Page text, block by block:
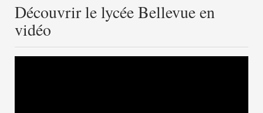
Découvrir le lycée Bellevue en
vidéo